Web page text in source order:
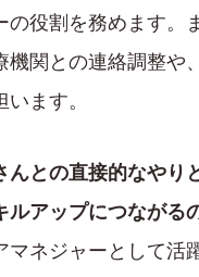
の役割を務めます。
機関との連絡調整や
います。
んとの直接的なやり
ルアップにつながる
マネジャーとして活